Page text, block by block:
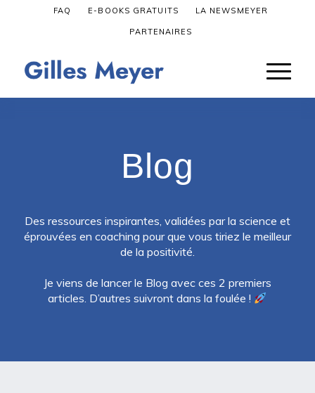
FAQ E-BOOKS GRATUITS LA NEWSMEYER
PARTENAIRES
Blog
Des ressources inspirantes, validées par la science et
éprouvées en coaching pour que vous tiriez le meilleur
de la positivité.
Je viens de lancer le Blog avec ces 2 premiers
articles. D’autres suivront dans la foulée !